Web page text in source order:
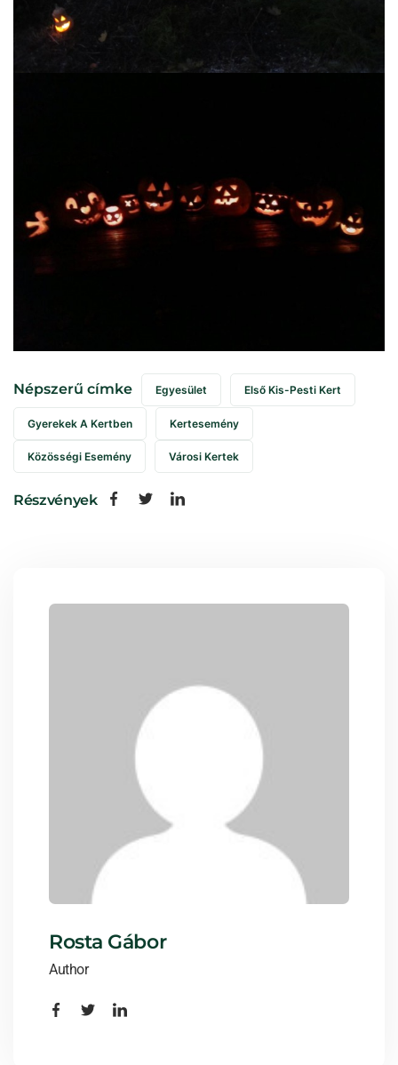
Népszerű címke Egyesület Első Kis-Pesti Kert
Gyerekek A Kertben Kertesemény
Közösségi Esemény Városi Kertek
Részvények
Rosta Gábor
Author